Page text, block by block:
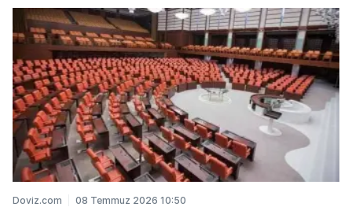
Doviz.com 08 Temmuz 2026 10:50